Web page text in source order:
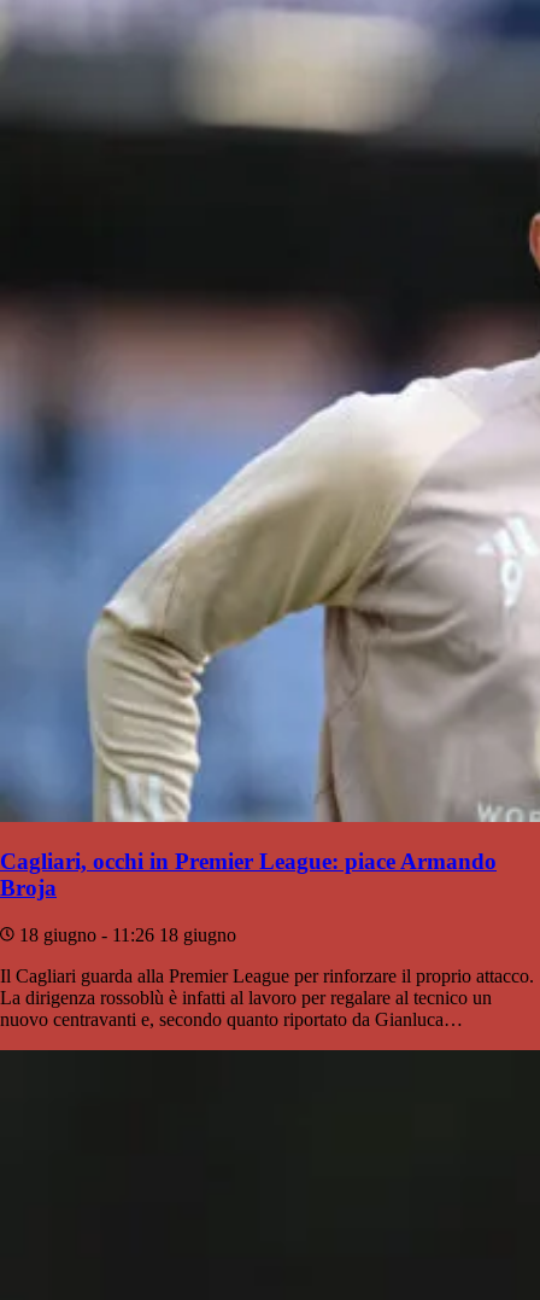
Cagliari, occhi in Premier League: piace Armando
Broja
18 giugno - 11:26 18 giugno
Il Cagliari guarda alla Premier League per rinforzare il proprio attacco.
La dirigenza rossoblù è infatti al lavoro per regalare al tecnico un
nuovo centravanti e, secondo quanto riportato da Gianluca…